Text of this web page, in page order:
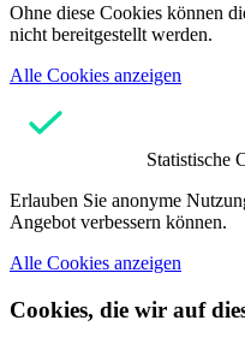
Ohne diese Cookies können
nicht bereitgestellt werden.
Alle Cookies anzeigen
Statistische
Erlauben Sie anonyme
Angebot verbessern können.
Alle Cookies anzeigen
Cookies, die wir auf